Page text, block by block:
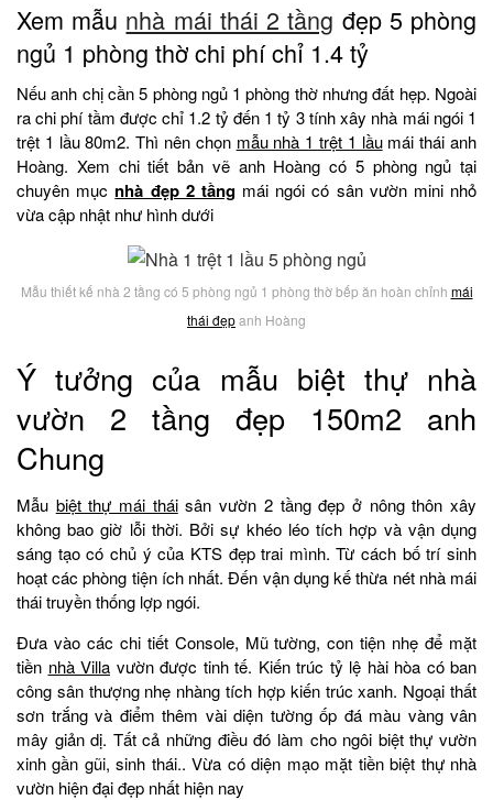
Xem mẫu nhà mái thái 2 tầng đẹp 5 phòng
ngủ 1 phòng thờ chi phí chỉ 1.4 tỷ
Nếu anh chị cần 5 phòng ngủ 1 phòng thờ nhưng đất hẹp. Ngoài
ra chi phí tầm được chỉ 1.2 tỷ đến 1 tỷ 3 tính xây nhà mái ngói 1
trệt 1 lầu 80m2. Thì nên chọn mẫu nhà 1 trệt 1 lầumái thái anh
Hoàng. Xem chi tiết bản vẽ anh Hoàng có 5 phòng ngủ tại
chuyên mục nhà đẹp 2 tầngmái ngói có sân vườn mini nhỏ
vừa cập nhật như hình dưới
Mẫu thiết kế nhà 2 tầng có 5 phòng ngủ 1 phòng thờ bếp ăn hoàn chỉnh mái
thái đẹpanh Hoàng
Ý tưởng của mẫu biệt thự nhà
vườn 2 tầng đẹp 150m2 anh
Chung
Mẫu biệt thự mái tháisân vườn 2 tầng đẹp ở nông thôn xây
không bao giờ lỗi thời. Bởi sự khéo léo tích hợp và vận dụng
sáng tạo có chủ ý của KTS đẹp trai mình. Từ cách bố trí sinh
hoạt các phòng tiện ích nhất. Đến vận dụng kế thừa nét nhà mái
thái truyền thống lợp ngói.
Đưa vào các chi tiết Console, Mũ tường, con tiện nhẹ để mặt
tiền nhà Villa vườn được tinh tế. Kiến trúc tỷ lệ hài hòa có ban
công sân thượng nhẹ nhàng tích hợp kiến trúc xanh. Ngoại thất
sơn trắng và điểm thêm vài diện tường ốp đá màu vàng vân
mây giản dị. Tất cả những điều đó làm cho ngôi biệt thự vườn
xinh gần gũi, sinh thái.. Vừa có diện mạo mặt tiền biệt thự nhà
vườn hiện đại đẹp nhất hiện nay